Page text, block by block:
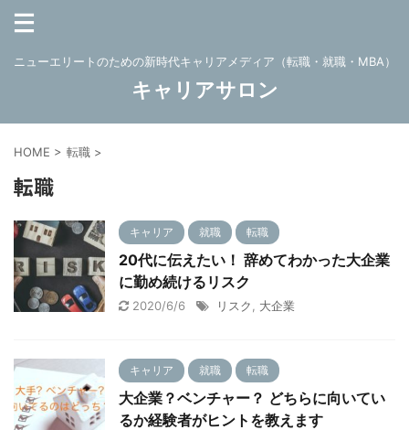
ニューエリートのための新時代キャリアメディア（転職・就職・MBA）
キャリアサロン
HOME > 転職 >
転職
キャリア 就職 転職
20代に伝えたい！ 辞めてわかった大企業
に勤め続けるリスク
2020/6/6 リスク 大企業
キャリア 就職 転職
大企業？ベンチャー？ どちらに向いてい
るか経験者がヒントを教えます